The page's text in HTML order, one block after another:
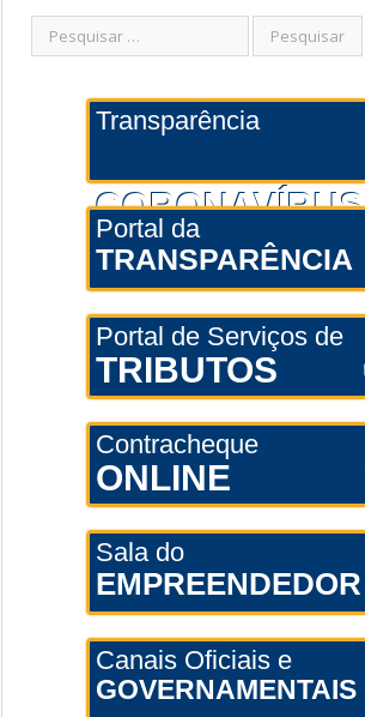
Transparência
CORONAVÍRUS
Portal da
TRANSPARÊNCIA
Portal de Serviços de
TRIBUTOS
Contracheque
ONLINE
Sala do
EMPREENDEDOR
Canais Oficiais e
GOVERNAMENTAIS